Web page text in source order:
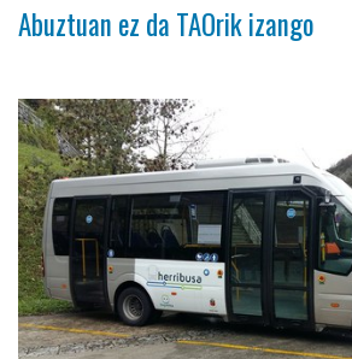
Abuztuan ez da TAOrik izango